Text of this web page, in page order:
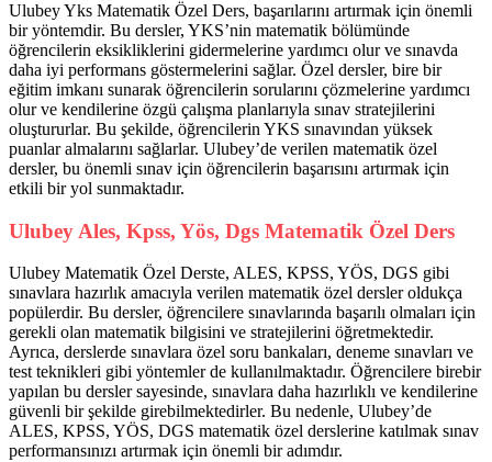
Ulubey Yks Matematik Özel Ders, başarılarını artırmak için önemli
bir yöntemdir. Bu dersler, YKS’nin matematik bölümünde
öğrencilerin eksikliklerini gidermelerine yardımcı olur ve sınavda
daha iyi performans göstermelerini sağlar. Özel dersler, bire bir
eğitim imkanı sunarak öğrencilerin sorularını çözmelerine yardımcı
olur ve kendilerine özgü çalışma planlarıyla sınav stratejilerini
oluştururlar. Bu şekilde, öğrencilerin YKS sınavından yüksek
puanlar almalarını sağlarlar. Ulubey’de verilen matematik özel
dersler, bu önemli sınav için öğrencilerin başarısını artırmak için
etkili bir yol sunmaktadır.
Ulubey Ales, Kpss, Yös, Dgs Matematik Özel Ders
Ulubey Matematik Özel Derste, ALES, KPSS, YÖS, DGS gibi
sınavlara hazırlık amacıyla verilen matematik özel dersler oldukça
popülerdir. Bu dersler, öğrencilere sınavlarında başarılı olmaları için
gerekli olan matematik bilgisini ve stratejilerini öğretmektedir.
Ayrıca, derslerde sınavlara özel soru bankaları, deneme sınavları ve
test teknikleri gibi yöntemler de kullanılmaktadır. Öğrencilere birebir
yapılan bu dersler sayesinde, sınavlara daha hazırlıklı ve kendilerine
güvenli bir şekilde girebilmektedirler. Bu nedenle, Ulubey’de
ALES, KPSS, YÖS, DGS matematik özel derslerine katılmak sınav
performansınızı artırmak için önemli bir adımdır.